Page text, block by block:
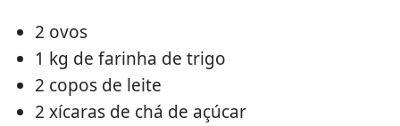
2 ovos
1 kg de farinha de trigo
2 copos de leite
2 xícaras de chá de açúcar